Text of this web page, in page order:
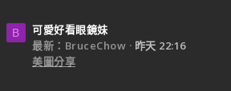
B
可愛好看眼鏡妹
最新：BruceChow
昨天 22:16
美圖分享